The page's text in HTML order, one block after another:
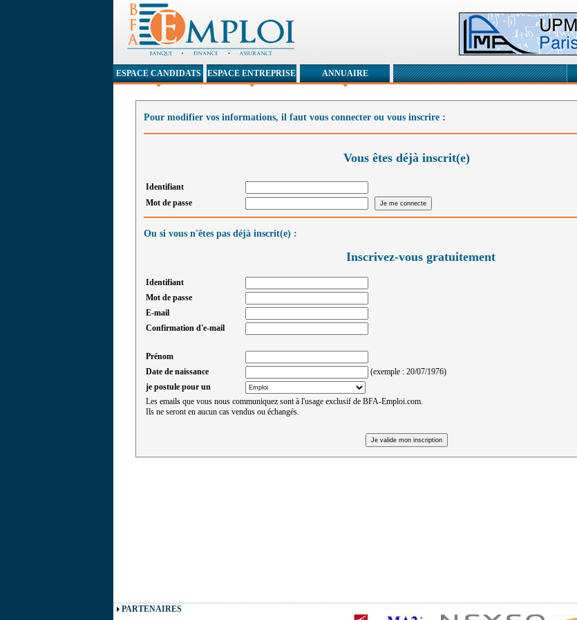
Pour modifier vos informations, il faut vous connecter ou vous inscrire :
Vous êtes déjà inscrit(e)
Identifiant
Mot de passe
Ou si vous n'êtes pas déjà inscrit(e) :
Inscrivez-vous gratuitement
Identifiant
Mot de passe
E-mail
Confirmation d'e-mail
Prénom
Date de naissance
(exemple : 20/07/1976)
je postule pour un
Les emails que vous nous communiquez sont à l'usage exclusif de BFA-Emploi.com.
Ils ne seront en aucun cas vendus ou échangés.
PARTENAIRES
ESPACE CANDIDATS ESPACE ENTREPRISE ANNUAIRE